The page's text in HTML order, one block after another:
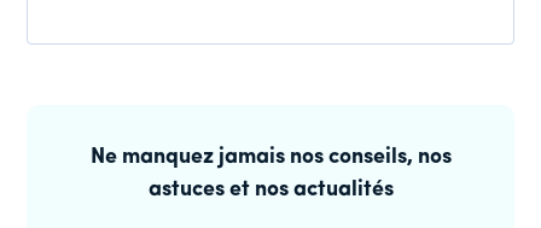
latérale
principale
Ne manquez jamais nos conseils, nos
astuces et nos actualités